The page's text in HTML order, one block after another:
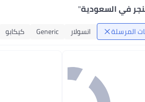
في السعودية"
المرسلة انسولار Generic كيكابو